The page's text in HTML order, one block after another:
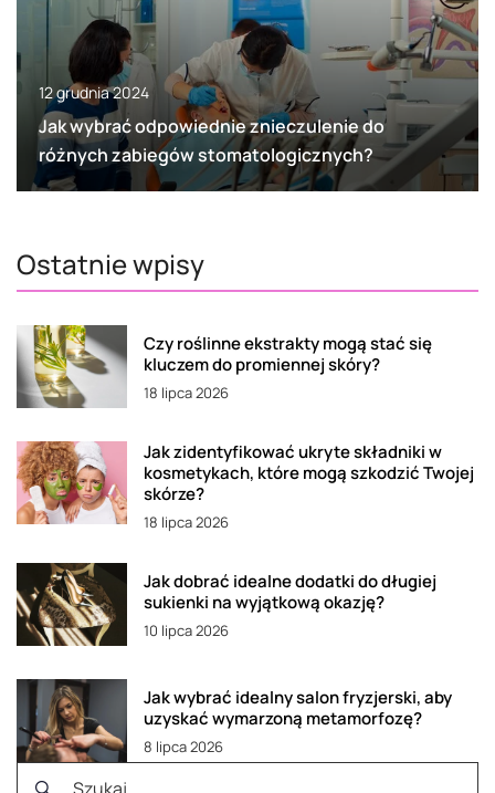
12 grudnia 2024
Jak wybrać odpowiednie znieczulenie do
różnych zabiegów stomatologicznych?
Ostatnie wpisy
Czy roślinne ekstrakty mogą stać się
kluczem do promiennej skóry?
18 lipca 2026
Jak zidentyfikować ukryte składniki w
kosmetykach, które mogą szkodzić Twojej
skórze?
18 lipca 2026
Jak dobrać idealne dodatki do długiej
sukienki na wyjątkową okazję?
10 lipca 2026
Jak wybrać idealny salon fryzjerski, aby
uzyskać wymarzoną metamorfozę?
8 lipca 2026